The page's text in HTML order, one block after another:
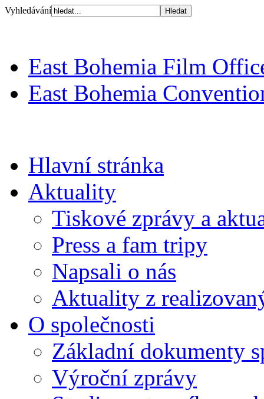
Vyhledávání
East Bohemia Film
East Bohemia
Hlavní stránka
Aktuality
Tiskové zprávy a
Press a fam tripy
Napsali o nás
Aktuality z
O společnosti
Základní dokumenty
Výroční zprávy